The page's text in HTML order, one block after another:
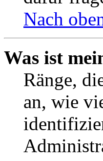
Nach
Was ist
Ränge,
an, wie